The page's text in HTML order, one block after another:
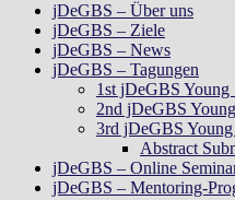
jDeGBS – Über uns
jDeGBS – Ziele
jDeGBS – News
jDeGBS – Tagungen
1st jDeGBS Young
2nd jDeGBS
3rd jDeGBS
Abstract
jDeGBS – Online
jDeGBS – Mentoring-